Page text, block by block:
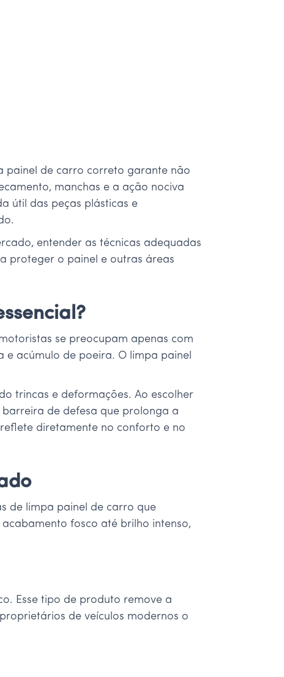
painel de carro correto garante não
manchas e a ação nociva
útil das peças plásticas e
entender as técnicas adequadas
proteger o painel e outras áreas
se preocupam apenas com
acúmulo de poeira. O limpa painel
trincas e deformações. Ao escolher
de defesa que prolonga a
diretamente no conforto e no
de limpa painel de carro que
fosco até brilho intenso,
Esse tipo de produto remove a
de veículos modernos o